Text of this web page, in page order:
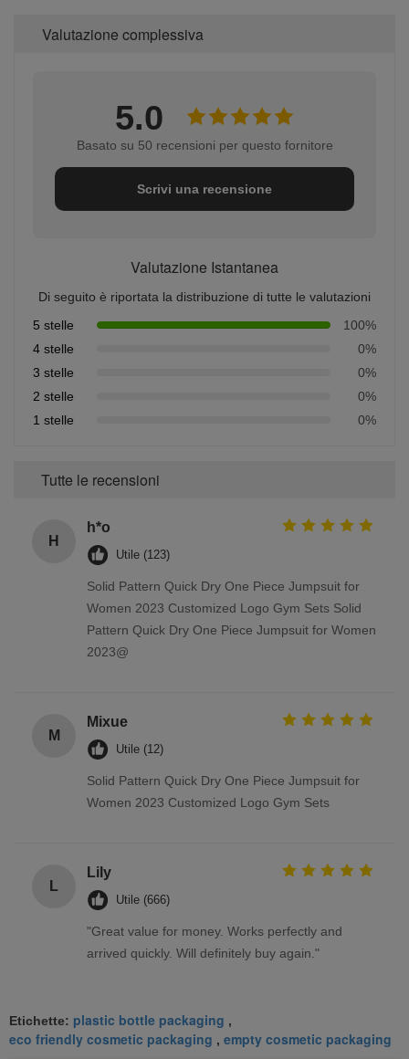
Valutazione complessiva
5.0
Basato su 50 recensioni per questo fornitore
Scrivi una recensione
Valutazione Istantanea
Di seguito è riportata la distribuzione di tutte le valutazioni
5 stelle
100%
4 stelle
0%
3 stelle
0%
2 stelle
0%
1 stelle
0%
Tutte le recensioni
H
h*o
Utile (123)
Solid Pattern Quick Dry One Piece Jumpsuit for
Women 2023 Customized Logo Gym Sets Solid
Pattern Quick Dry One Piece Jumpsuit for Women
2023@
M
Mixue
Utile (12)
Solid Pattern Quick Dry One Piece Jumpsuit for
Women 2023 Customized Logo Gym Sets
L
Lily
Utile (666)
"Great value for money. Works perfectly and
arrived quickly. Will definitely buy again."
Etichette: plastic bottle packaging ,
eco friendly cosmetic packaging , empty cosmetic packaging